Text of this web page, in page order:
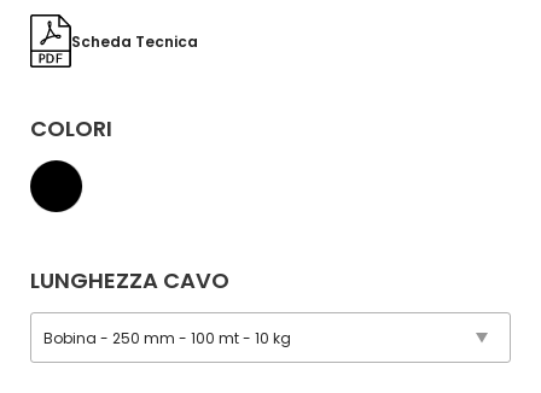
Scheda Tecnica
COLORI
LUNGHEZZA CAVO